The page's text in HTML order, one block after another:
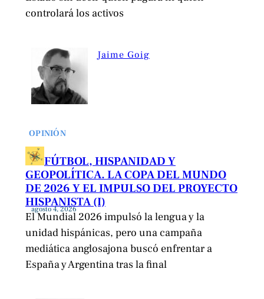
controlará los activos
Jaime Goig
OPINIÓN
FÚTBOL, HISPANIDAD Y
GEOPOLÍTICA. LA COPA DEL MUNDO
DE 2026 Y EL IMPULSO DEL PROYECTO
HISPANISTA (I)
agosto 4, 2026
El Mundial 2026 impulsó la lengua y la
unidad hispánicas, pero una campaña
mediática anglosajona buscó enfrentar a
España y Argentina tras la final